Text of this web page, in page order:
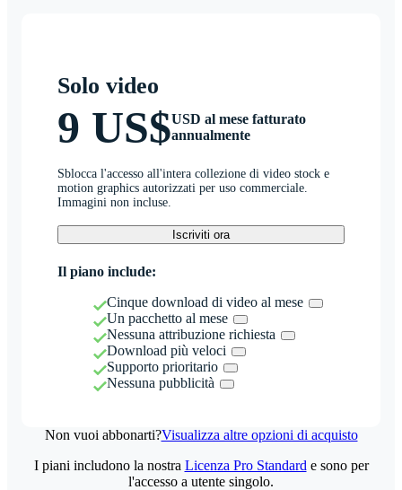
Solo video
9 US$USD al mese fatturato
annualmente
Sblocca l'accesso all'intera collezione di video stock e
motion graphics autorizzati per uso commerciale.
Immagini non incluse.
Iscriviti ora
Il piano include:
Cinque download di video al mese
Un pacchetto al mese
Nessuna attribuzione richiesta
Download più veloci
Supporto prioritario
Nessuna pubblicità
Non vuoi abbonarti?Visualizza altre opzioni di acquisto
I piani includono la nostra Licenza Pro Standard e sono per
l'accesso a utente singolo.